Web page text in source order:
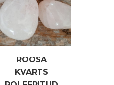
ROOSA
KVARTS